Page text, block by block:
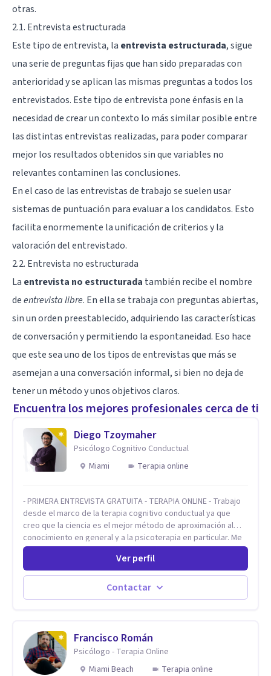
otras.
2.1. Entrevista estructurada
Este tipo de entrevista, la entrevista estructurada, sigue
una serie de preguntas fijas que han sido preparadas con
anterioridad y se aplican las mismas preguntas a todos los
entrevistados. Este tipo de entrevista pone énfasis en la
necesidad de crear un contexto lo más similar posible entre
las distintas entrevistas realizadas, para poder comparar
mejor los resultados obtenidos sin que variables no
relevantes contaminen las conclusiones.
En el caso de las entrevistas de trabajo se suelen usar
sistemas de puntuación para evaluar a los candidatos. Esto
facilita enormemente la unificación de criterios y la
valoración del entrevistado.
2.2. Entrevista no estructurada
La entrevista no estructurada también recibe el nombre
deentrevista libre. En ella se trabaja con preguntas abiertas,
sin un orden preestablecido, adquiriendo las características
de conversación y permitiendo la espontaneidad. Eso hace
que este sea uno de los tipos de entrevistas que más se
asemejan a una conversación informal, si bien no deja de
tener un método y unos objetivos claros.
Encuentra los mejores profesionales cerca de ti
Diego Tzoymaher
Psicólogo Cognitivo Conductual
Miami
Terapia online
- PRIMERA ENTREVISTA GRATUITA - TERAPIA ONLINE - Trabajo
desde el marco de la terapia cognitivo conductual ya que
creo que la ciencia es el mejor método de aproximación al
conocimiento en general y a la psicoterapia en particular. Me
interesan los procesos de cambio conductual por los que una
persona pueda alcanzar sus objetivos, transitando,
aceptando y modificando sus patrones cognitivos y
emocionales. Abordo patologías específicas como trastornos
de ansiedad y del ánimo, y también crisis vitales y procesos
Ver perfil
Contactar
Francisco Román
Psicólogo - Terapia Online
Miami Beach
Terapia online